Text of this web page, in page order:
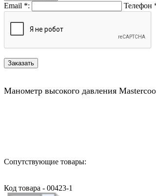
Email *: Телефон
Манометр высокого давления
Сопутствующие товары:
Код товара - 00423-1